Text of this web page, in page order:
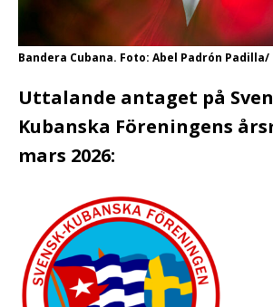
Bandera Cubana. Foto: Abel Padrón
Uttalande antaget på
Kubanska Föreningens
mars 2026: